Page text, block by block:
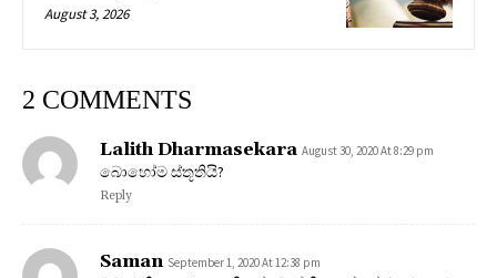
August 3, 2026
2 COMMENTS
Lalith Dharmasekara August 30, 2020 At 8:29 pm
බොහෝම ස්තූතියි?
Reply
Saman September 1, 2020 At 12:38 pm